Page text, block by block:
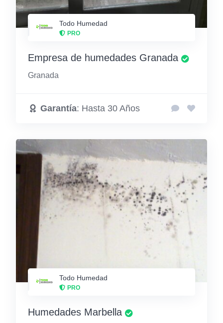
Todo Humedad
PRO
Empresa de humedades Granada
Granada
Garantía: Hasta 30 Años
Todo Humedad
PRO
Humedades Marbella